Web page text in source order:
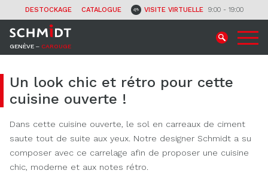
DESTOCKAGE CATALOGUE 9:00 - 19:00
VISITE VIRTUELLE
GENÈVE ‒ CAROUGE
CONTACT
Un look chic et rétro pour cette
cuisine ouverte !
Dans cette cuisine ouverte, le sol en carreaux de ciment
saute tout de suite aux yeux. Notre designer Schmidt a su
composer avec ce carrelage afin de proposer une cuisine
chic, moderne et aux notes rétro.